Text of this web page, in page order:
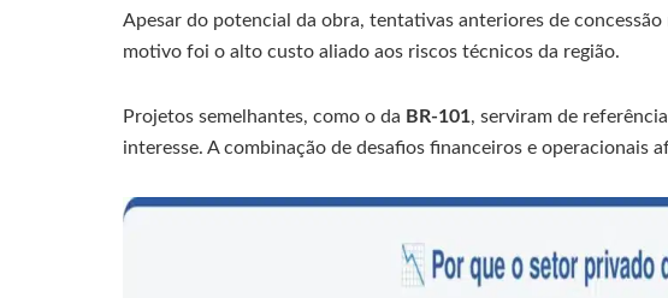
Apesar do potencial da obra, tentativas anteriores de
motivo foi o alto custo aliado aos riscos técnicos da região.
Projetos semelhantes, como o da BR-101, serviram de
interesse. A combinação de desafios financeiros e operacionais